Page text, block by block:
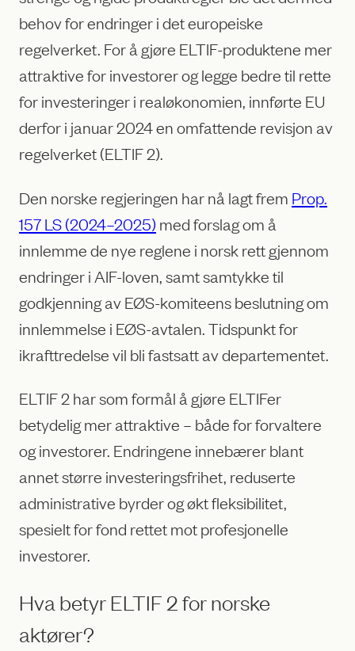
behov for endringer i det europeiske
regelverket. For å gjøre ELTIF-produktene mer
attraktive for investorer og legge bedre til rette
for investeringer i realøkonomien, innførte EU
derfor i januar 2024 en omfattende revisjon av
regelverket (ELTIF 2).
Den norske regjeringen har nå lagt frem Prop.
157 LS (2024–2025) med forslag om å
innlemme de nye reglene i norsk rett gjennom
endringer i AIF-loven, samt samtykke til
godkjenning av EØS-komiteens beslutning om
innlemmelse i EØS-avtalen. Tidspunkt for
ikrafttredelse vil bli fastsatt av departementet.
ELTIF 2 har som formål å gjøre ELTIFer
betydelig mer attraktive – både for forvaltere
og investorer. Endringene innebærer blant
annet større investeringsfrihet, reduserte
administrative byrder og økt fleksibilitet,
spesielt for fond rettet mot profesjonelle
investorer.
Hva betyr ELTIF 2 for norske
aktører?